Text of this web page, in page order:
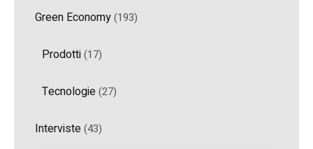
Green Economy(193)
Prodotti(17)
Tecnologie(27)
Interviste(43)